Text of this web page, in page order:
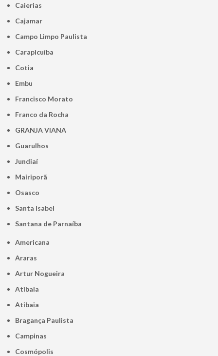
Caierias
Cajamar
Campo Limpo Paulista
Carapicuíba
Cotia
Embu
Francisco Morato
Franco da Rocha
GRANJA VIANA
Guarulhos
Jundiaí
Mairiporã
Osasco
Santa Isabel
Santana de Parnaíba
Americana
Araras
Artur Nogueira
Atibaia
Atibaia
Bragança Paulista
Campinas
Cosmópolis